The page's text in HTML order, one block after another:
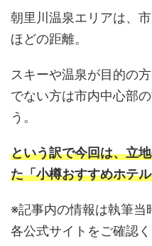
朝里川温泉エリアは、
ほどの距離。
スキーや温泉が目的の
でない方は市内中心部
う。
という訳で今回は、立
た「小樽おすすめホテ
※記事内の情報は執筆当
各公式サイトをご確認